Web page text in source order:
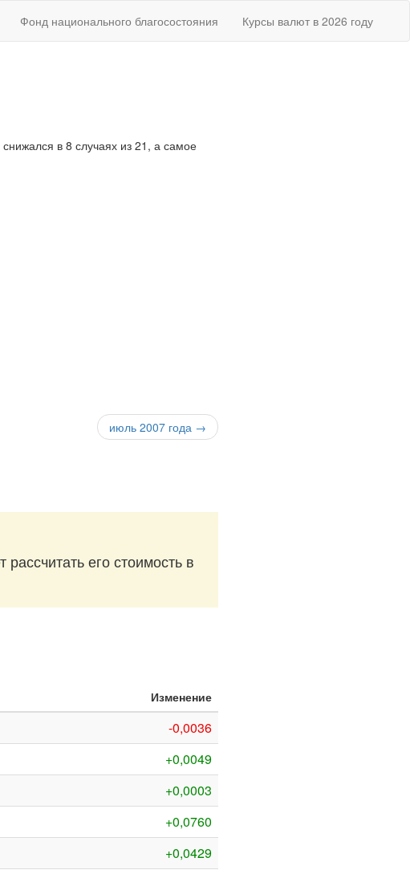
Фонд национального благосостояния Курсы валют в 2026 году
в 8 случаях из 21, а самое
июль 2007 года →
его стоимость в
Изменение
-0,0036
+0,0049
+0,0003
+0,0760
+0,0429